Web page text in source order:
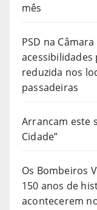
mês
PSD na
reduzida nos
passadeiras
Arrancam este
Cidade”
Os Bombeiros
150 anos de
acontecerem